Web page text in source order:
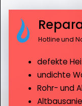
Hotline und
defekte
undichte
Rohr- und